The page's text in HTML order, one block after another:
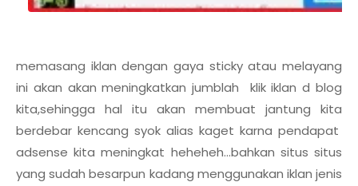
memasang iklan dengan gaya sticky atau melayang
ini akan akan meningkatkan jumblah klik iklan d blog
kita,sehingga hal itu akan membuat jantung kita
berdebar kencang syok alias kaget karna pendapat
adsense kita meningkat heheheh...bahkan situs situs
yang sudah besarpun kadang menggunakan iklan jenis